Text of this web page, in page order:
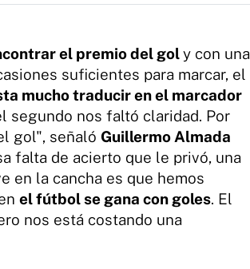
el premio del goly con una
suficientes para marcar, el
mucho traducir en el marcador
segundo nos faltó claridad. Por
gol", señaló Guillermo Almada
falta de acierto que le privó, una
en la cancha es que hemos
el fútbol se gana con goles. El
nos está costando una